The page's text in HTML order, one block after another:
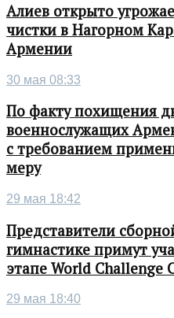
Алиев открыто
чистки в Нагорном
Армении
30 мая 08:33
По факту похищения
военнослужащих
с требованием
меру
29 мая 18:42
Представители
гимнастике примут
этапе World Challenge
29 мая 18:40